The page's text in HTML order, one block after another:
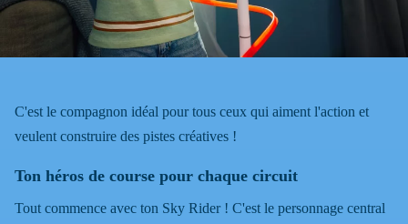
C'est le compagnon idéal pour tous ceux qui aiment l'action et
veulent construire des pistes créatives !
Ton héros de course pour chaque circuit
Tout commence avec ton Sky Rider ! C'est le personnage central